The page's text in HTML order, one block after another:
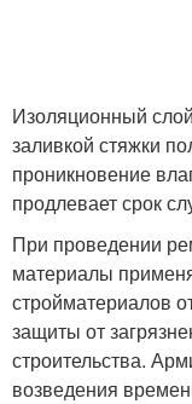
Изоляционный
заливкой стяжки
проникновение
продлевает срок
При проведении
материалы
стройматериалов
защиты от
строительства.
возведения